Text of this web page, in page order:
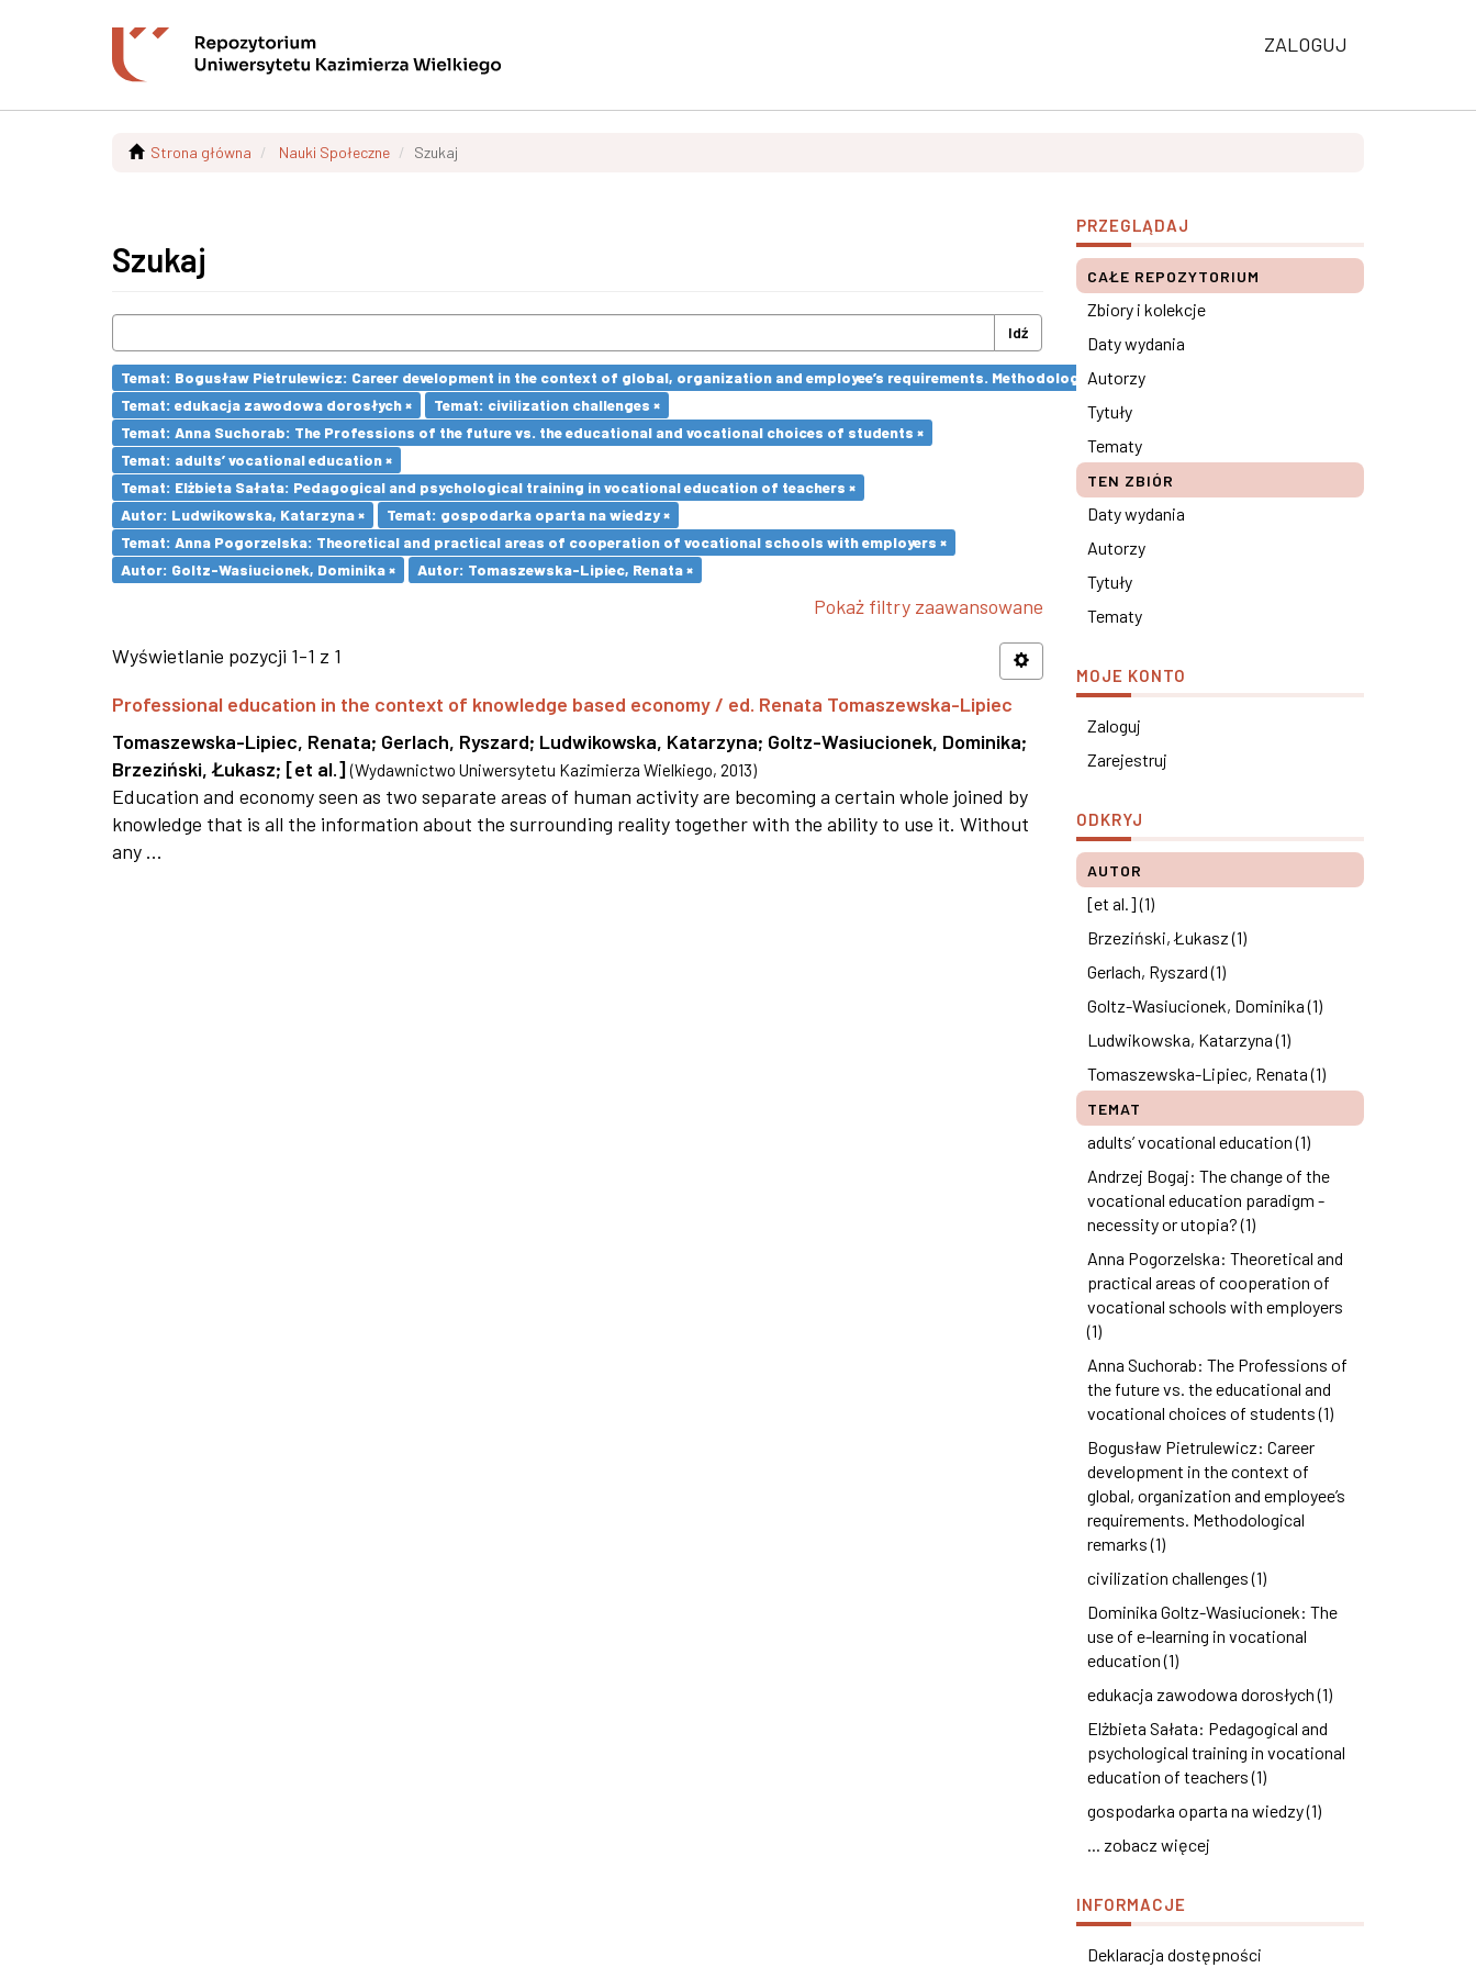
ZALOGUJ
Strona główna Nauki Społeczne Szukaj
Szukaj
Idź
Temat: Bogusław Pietrulewicz: Career development in the context of global, organization and employee’s requirements. Methodological remarks ×
Temat: edukacja zawodowa dorosłych ×
Temat: civilization challenges ×
Temat: Anna Suchorab: The Professions of the future vs. the educational and vocational choices of students ×
Temat: adults’ vocational education ×
Temat: Elżbieta Sałata: Pedagogical and psychological training in vocational education of teachers ×
Autor: Ludwikowska, Katarzyna ×
Temat: gospodarka oparta na wiedzy ×
Temat: Anna Pogorzelska: Theoretical and practical areas of cooperation of vocational schools with employers ×
Autor: Goltz-Wasiucionek, Dominika ×
Autor: Tomaszewska-Lipiec, Renata ×
Pokaż filtry zaawansowane
Wyświetlanie pozycji 1-1 z 1
Professional education in the context of knowledge based economy / ed. Renata Tomaszewska-Lipiec
Tomaszewska-Lipiec, Renata; Gerlach, Ryszard; Ludwikowska, Katarzyna; Goltz-Wasiucionek, Dominika;
Brzeziński, Łukasz; [et al.] (Wydawnictwo Uniwersytetu Kazimierza Wielkiego, 2013)
Education and economy seen as two separate areas of human activity are becoming a certain whole joined by
knowledge that is all the information about the surrounding reality together with the ability to use it. Without
any ...
PRZEGLĄDAJ
CAŁE REPOZYTORIUM
Zbiory i kolekcje
Daty wydania
Autorzy
Tytuły
Tematy
TEN ZBIÓR
Daty wydania
Autorzy
Tytuły
Tematy
MOJE KONTO
Zaloguj
Zarejestruj
ODKRYJ
AUTOR
[et al.] (1)
Brzeziński, Łukasz (1)
Gerlach, Ryszard (1)
Goltz-Wasiucionek, Dominika (1)
Ludwikowska, Katarzyna (1)
Tomaszewska-Lipiec, Renata (1)
TEMAT
adults’ vocational education (1)
Andrzej Bogaj: The change of the
vocational education paradigm -
necessity or utopia? (1)
Anna Pogorzelska: Theoretical and
practical areas of cooperation of
vocational schools with employers
(1)
Anna Suchorab: The Professions of
the future vs. the educational and
vocational choices of students (1)
Bogusław Pietrulewicz: Career
development in the context of
global, organization and employee’s
requirements. Methodological
remarks (1)
civilization challenges (1)
Dominika Goltz-Wasiucionek: The
use of e-learning in vocational
education (1)
edukacja zawodowa dorosłych (1)
Elżbieta Sałata: Pedagogical and
psychological training in vocational
education of teachers (1)
gospodarka oparta na wiedzy (1)
... zobacz więcej
INFORMACJE
Deklaracja dostępności